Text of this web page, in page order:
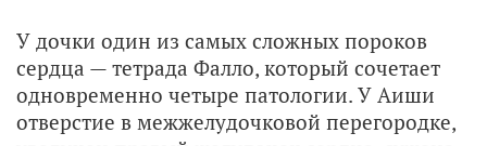
У дочки один из самых сложных пороков
сердца — тетрада Фалло, который сочетает
одновременно четыре патологии. У Аиши
отверстие в межжелудочковой перегородке,